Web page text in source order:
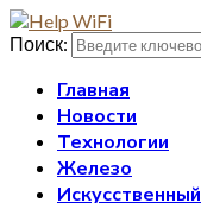
Поиск:
Главная
Новости
Технологии
Железо